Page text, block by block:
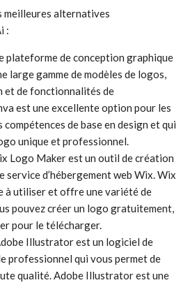
meilleures alternatives
:
plateforme de conception graphique
large gamme de modèles de logos,
et de fonctionnalités de
est une excellente option pour les
de base en design et qui
unique et professionnel.
Logo Maker est un outil de création
service d’hébergement web Wix. Wix
à utiliser et offre une variété de
pouvez créer un logo gratuitement,
pour le télécharger.
Illustrator est un logiciel de
professionnel qui vous permet de
qualité. Adobe Illustrator est une